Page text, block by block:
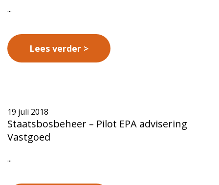
...
Lees verder
19 juli 2018
Staatsbosbeheer – Pilot EPA advisering
Vastgoed
...